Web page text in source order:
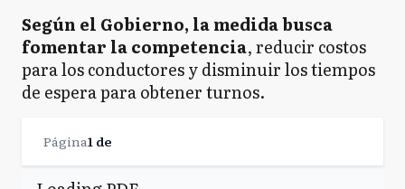
Según el Gobierno, la medida busca
fomentar la competencia, reducir costos
para los conductores y disminuir los tiempos
de espera para obtener turnos.
Página1 de